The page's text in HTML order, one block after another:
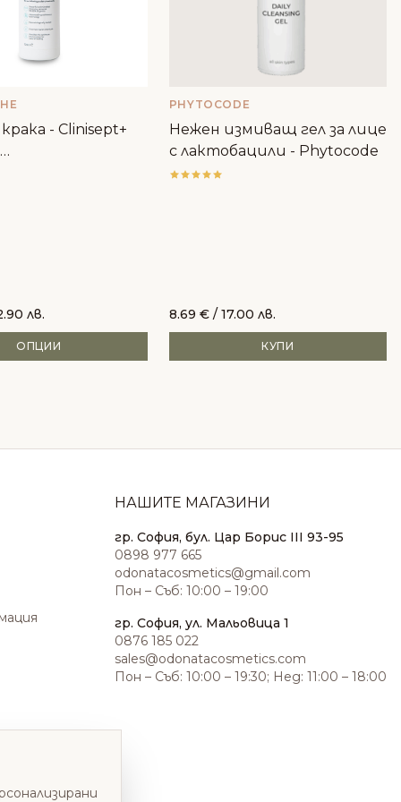
- Clinisept+
лв.
ОПЦИИ
PHYTOCODE
Нежен измиващ гел за лице
с лактобацили - Phytocode
8.69 €/ 17.00 лв.
КУПИ
НАШИТЕ МАГАЗИНИ
гр. София, бул. Цар Борис III 93-95
0898 977 665
odonatacosmetics@gmail.com
Пон – Съб: 10:00 – 19:00
гр. София, ул. Мальовица 1
0876 185 022
sales@odonatacosmetics.com
Пон – Съб: 10:00 – 19:30; Нед: 11:00 – 18:00